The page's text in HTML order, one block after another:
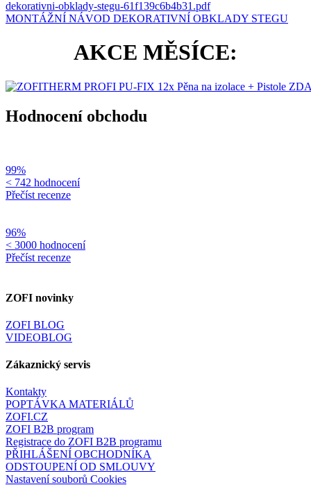
MONTÁŽNÍ NÁVOD DEKORATIVNÍ OBKLADY STEGU
AKCE MĚSÍCE:
Hodnocení obchodu
99%
< 742 hodnocení
Přečíst recenze
96%
< 3000 hodnocení
Přečíst recenze
ZOFI novinky
ZOFI BLOG
VIDEOBLOG
Zákaznický servis
Kontakty
POPTÁVKA MATERIÁLŮ
ZOFI.CZ
ZOFI B2B program
Registrace do ZOFI B2B programu
PŘIHLÁŠENÍ OBCHODNÍKA
ODSTOUPENÍ OD SMLOUVY
Nastavení souborů Cookies